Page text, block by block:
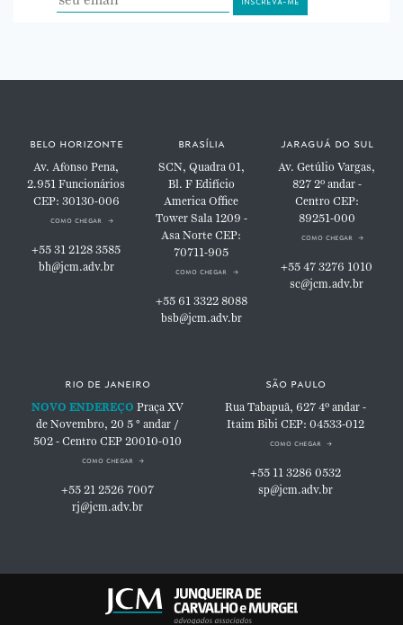
belo horizonte
Av. Afonso Pena,
2.951Funcionários
CEP: 30130-006
como chegar
+55 31 2128 3585
bh@jcm.adv.br
brasília
SCN, Quadra 01,
Bl. FEdifício
America Office
TowerSala 1209 -
Asa NorteCEP:
70711-905
como chegar
+55 61 3322 8088
bsb@jcm.adv.br
jaraguá do sul
Av. Getúlio Vargas,
8272º andar -
Centro CEP:
89251-000
como chegar
+55 47 3276 1010
sc@jcm.adv.br
rio de janeiro
NOVO ENDEREÇO Praça XV
de Novembro, 20 5 ° andar /
502 - Centro CEP 20010-010
como chegar
+55 21 2526 7007
rj@jcm.adv.br
são paulo
Rua Tabapuã, 6274º andar -
Itaim BibiCEP: 04533-012
como chegar
+55 11 3286 0532
sp@jcm.adv.br